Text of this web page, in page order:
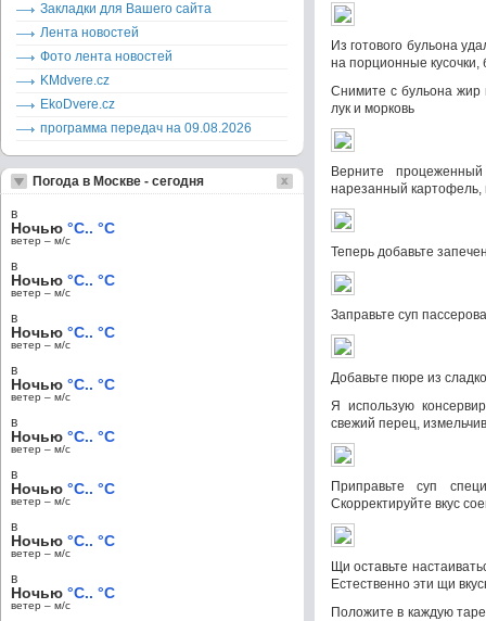
Из готового бульона
на порционные кусочки,
Снимите с бульона жир
лук и морковь
Верните
нарезанный картофель,
Теперь добавьте
Заправьте суп
Добавьте пюре из
Я использую
свежий перец,
Приправьте суп
Скорректируйте вкус
Щи оставьте
Естественно эти щи
Положите в каждую
Закладки для Вашего сайта
Лента новостей
Фото лента новостей
KMdvere.cz
EkoDvere.cz
программа передач на 09.08.2026
Погода в Москве - сегодня
в
Ночью °C.. °C
ветер – м/c
в
Ночью °C.. °C
ветер – м/c
в
Ночью °C.. °C
ветер – м/c
в
Ночью °C.. °C
ветер – м/c
в
Ночью °C.. °C
ветер – м/c
в
Ночью °C.. °C
ветер – м/c
в
Ночью °C.. °C
ветер – м/c
в
Ночью °C.. °C
ветер – м/c